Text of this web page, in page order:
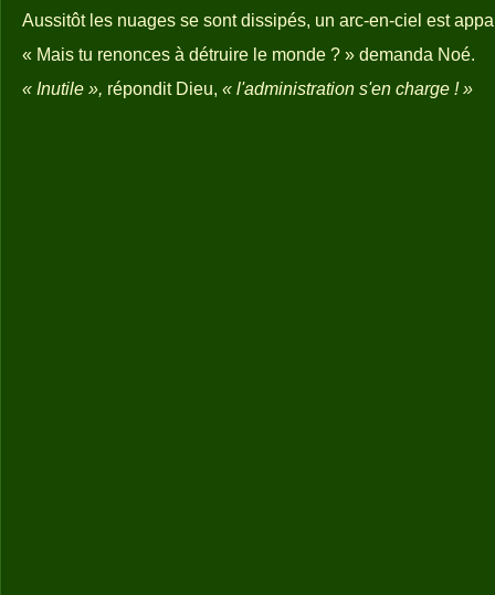
Aussitôt les nuages se sont dissipés, un arc-en-ciel est
« Mais tu renonces à détruire le monde ? »
« Inutile », répondit Dieu, « l'administration s'en charge ! »